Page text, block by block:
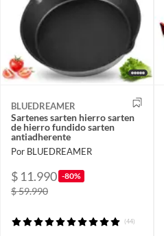
BLUEDREAMER
Sartenes sarten hierro sarten
de hierro fundido sarten
antiadherente
Por BLUEDREAMER
$ 11.990 -80%
$ 59.990
(44)